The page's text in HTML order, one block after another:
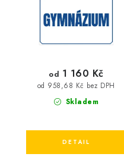
Skladem
od 958,68 Kč bez DPH
od 1 160 Kč